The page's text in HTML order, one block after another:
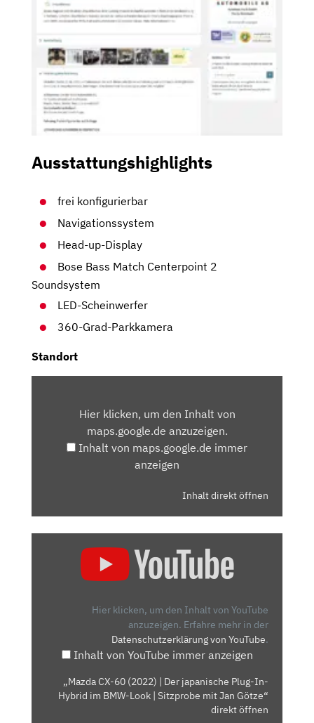
Ausstattungshighlights
frei konfigurierbar
Navigationssystem
Head-up-Display
Bose Bass Match Centerpoint 2
Soundsystem
LED-Scheinwerfer
360-Grad-Parkkamera
Standort
MAPS.GOOGLE.DEHier klicken, um den Inhalt von
maps.google.de anzuzeigen.
Inhalt von maps.google.de immer
anzeigen
Inhalt direkt öffnen
PLUG-
HYBRID
Hier klicken, um den Inhalt von YouTube
anzuzeigen. Erfahre mehr in der
Datenschutzerklärung von YouTube.
Inhalt von YouTube immer anzeigen
„Mazda CX-60 (2022) | Der japanische Plug-In-
Hybrid im BMW-Look | Sitzprobe mit Jan Götze“
direkt öffnen